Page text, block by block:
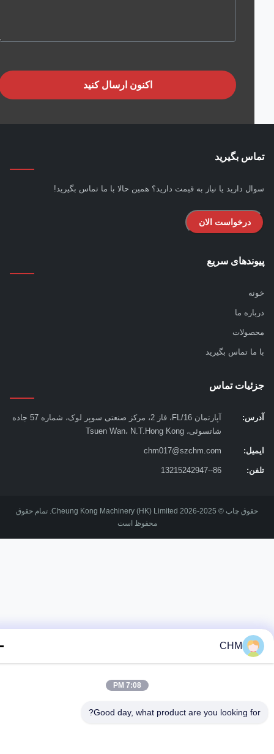
اکنون ارسال کنید
بگیرید
دارید یا نیاز به قیمت دارید؟ همین حالا با ما تماس بگیرید!
درخواست الان
سریع
ما
تماس بگیرید
تماس
آپارتمان 16/FL، فاز 2، مرکز صنعتی سوپر لوک، شماره 57 جاده
شاتسوئی، Tsuen Wan، N.T.Hong Kong
chm017@szchm.com
حقوق چاپ © 2025-2026 Cheung Kong Machinery (HK) Limited. تمام حقوق
محفوظ است
CHM
7:08 PM
Good day, what product are you looking